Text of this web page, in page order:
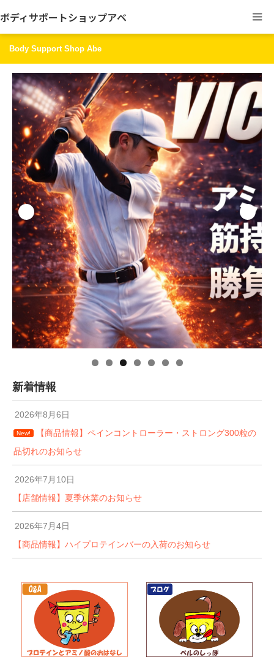
ボディサポートショップアベ
Body Support Shop Abe
新着情報
2026年8月6日
New!
【商品情報】ペインコントローラー・ストロング300粒の
品切れのお知らせ
2026年7月10日
【店舗情報】夏季休業のお知らせ
2026年7月4日
【商品情報】ハイプロテインバーの入荷のお知らせ